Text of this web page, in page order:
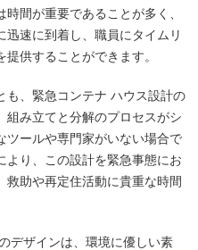
間が重要であることが多く、
迅速に到着し、職員にタイムリ
供することができます。
も、緊急コンテナ ハウス設計の
組み立てと分解のプロセスがシ
ツールや専門家がいない場合で
より、この設計を緊急事態にお
救助や再定住活動に貴重な時間
デザインは、環境に優しい素